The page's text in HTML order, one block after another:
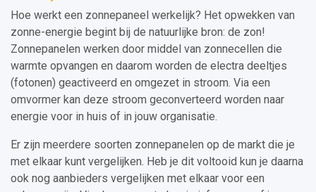
Hoe werkt een zonnepaneel werkelijk? Het opwekken van
zonne-energie begint bij de natuurlijke bron: de zon!
Zonnepanelen werken door middel van zonnecellen die
warmte opvangen en daarom worden de electra deeltjes
(fotonen) geactiveerd en omgezet in stroom. Via een
omvormer kan deze stroom geconverteerd worden naar
energie voor in huis of in jouw organisatie.
Er zijn meerdere soorten zonnepanelen op de markt die je
met elkaar kunt vergelijken. Heb je dit voltooid kun je daarna
ook nog aanbieders vergelijken met elkaar voor een